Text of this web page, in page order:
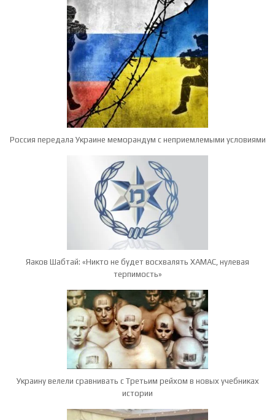
Россия передала Украине меморандум с неприемлемыми условиями
Яаков Шабтай: «Никто не будет восхвалять ХАМАС, нулевая
терпимость»
Украину велели сравнивать с Третьим рейхом в новых учебниках
истории